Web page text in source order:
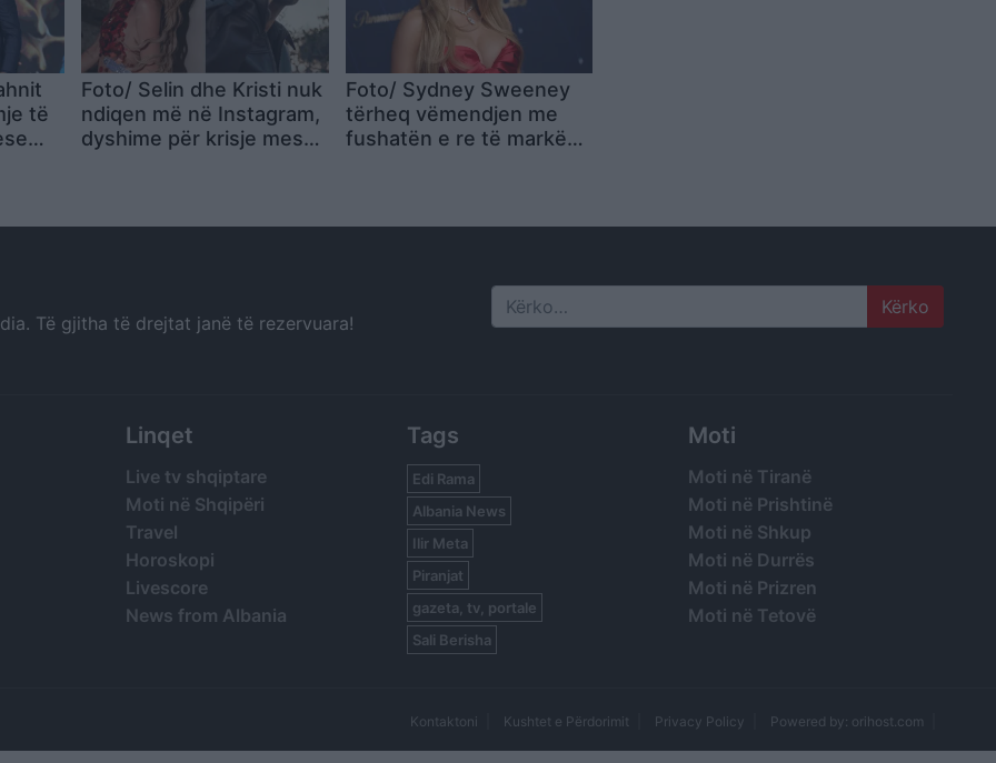
të
Foto/ Selin dhe Kristi nuk
ndiqen më në Instagram,
dyshime për krisje mes
Foto/ Sydney Sweeney
tërheq vëmendjen me
fushatën e re të markës
Të gjitha të drejtat janë të rezervuara! Search
Linqet
Live tv shqiptare
Moti në Shqipëri
Travel
Horoskopi
Livescore
News from Albania
Tags
Edi Rama
Albania News
Ilir Meta
Piranjat
gazeta, tv, portale
Sali Berisha
Moti
Moti në Tiranë
Moti në Prishtinë
Moti në Shkup
Moti në Durrës
Moti në Prizren
Moti në Tetovë
Kontaktoni Kushtet e Përdorimit Privacy Policy Powered by: orihost.com